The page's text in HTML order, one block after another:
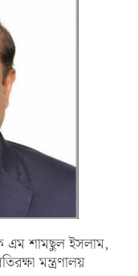
এম শামছুল ইসলাম,
মন্ত্রণালয়